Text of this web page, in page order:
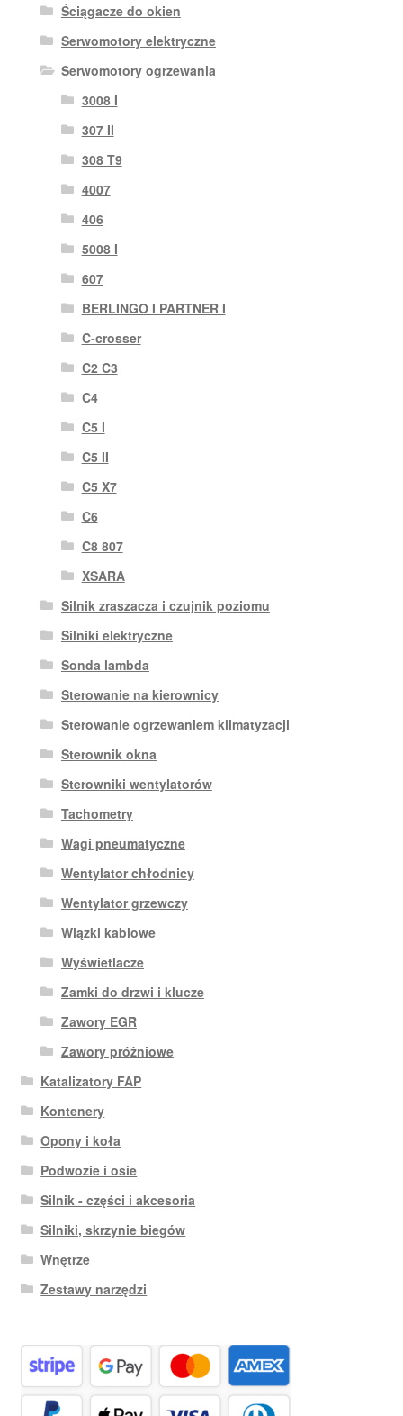
Ściągacze do okien
Serwomotory elektryczne
Serwomotory ogrzewania
3008 I
307 II
308 T9
4007
406
5008 I
607
BERLINGO I PARTNER I
C-crosser
C2 C3
C4
C5 I
C5 II
C5 X7
C6
C8 807
XSARA
Silnik zraszacza i czujnik poziomu
Silniki elektryczne
Sonda lambda
Sterowanie na kierownicy
Sterowanie ogrzewaniem klimatyzacji
Sterownik okna
Sterowniki wentylatorów
Tachometry
Wagi pneumatyczne
Wentylator chłodnicy
Wentylator grzewczy
Wiązki kablowe
Wyświetlacze
Zamki do drzwi i klucze
Zawory EGR
Zawory próżniowe
Katalizatory FAP
Kontenery
Opony i koła
Podwozie i osie
Silnik - części i akcesoria
Silniki, skrzynie biegów
Wnętrze
Zestawy narzędzi